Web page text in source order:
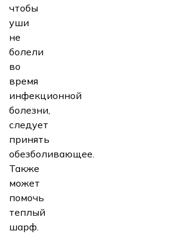
чтобы
уши
не
болели
во
время
инфекционной
болезни,
следует
принять
обезболивающее.
Также
может
помочь
теплый
шарф.